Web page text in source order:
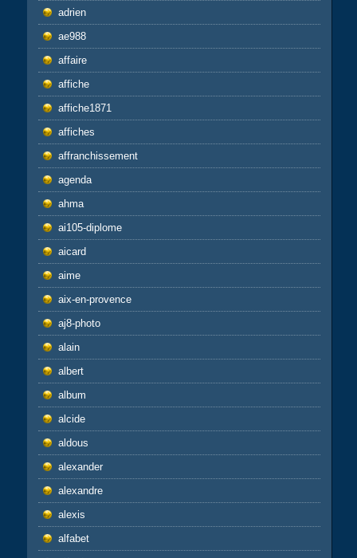
adrien
ae988
affaire
affiche
affiche1871
affiches
affranchissement
agenda
ahma
ai105-diplome
aicard
aime
aix-en-provence
aj8-photo
alain
albert
album
alcide
aldous
alexander
alexandre
alexis
alfabet